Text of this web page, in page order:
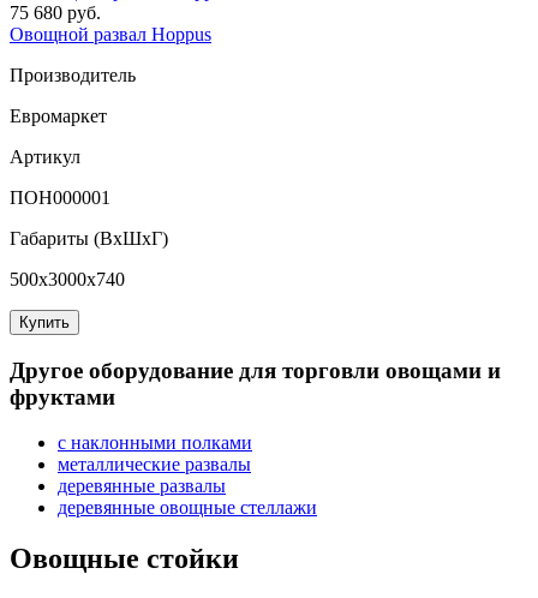
75 680 руб.
Овощной развал Hoppus
Производитель
Евромаркет
Артикул
ПОН000001
Габариты (ВxШxГ)
500x3000x740
Купить
Другое оборудование для торговли овощами и
фруктами
с наклонными полками
металлические развалы
деревянные развалы
деревянные овощные стеллажи
Овощные стойки